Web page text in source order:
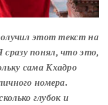
этот текст на
понял, что это,
сама Кхадро
номера.
глубок и